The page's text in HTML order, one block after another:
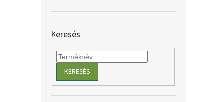
Keresés
KERESÉS